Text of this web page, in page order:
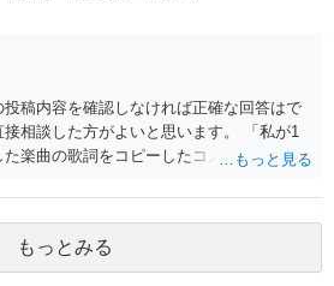
）が発生します。
稿内容を確認しなければ正確な回答はで
相談した方がよいと思います。 「私が1
楽曲の歌詞をコピーしたコメント」とい
それ以外の意味であれば回答は変わりま
られていた」ことは、単にそれだけでは権
す（いじめの事実をアウティングされ
利侵害性が出てくる可能性はあります
もっとみる